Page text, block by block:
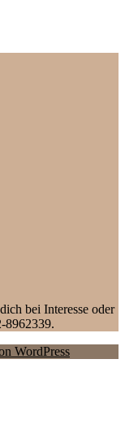
bei Interesse oder
8962339.
WordPress